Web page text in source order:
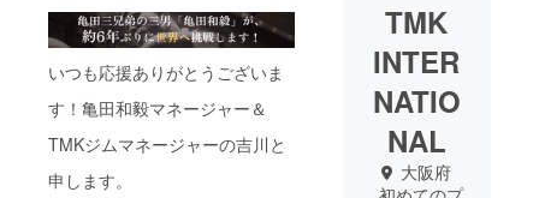
いつも応援ありがとうございま
す！亀田和毅マネージャー＆
TMKジムマネージャーの吉川と
申します。
TMK
INTER
NATIO
NAL
大阪府